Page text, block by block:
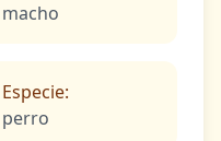
macho
Especie:
perro